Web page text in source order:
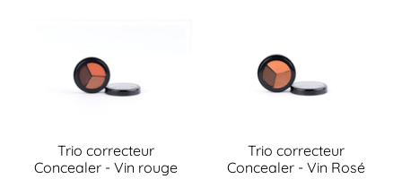
Trio correcteur
Concealer - Vin rouge
Trio correcteur
Concealer - Vin Rosé